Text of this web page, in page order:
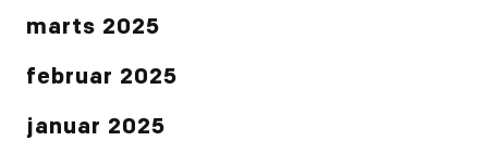
marts 2025
februar 2025
januar 2025